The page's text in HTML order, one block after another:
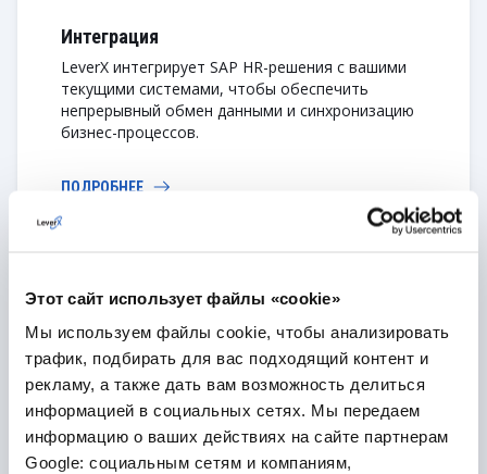
Этот сайт использует файлы «cookie»
Мы используем файлы cookie, чтобы анализировать
трафик, подбирать для вас подходящий контент и
рекламу, а также дать вам возможность делиться
информацией в социальных сетях. Мы передаем
информацию о ваших действиях на сайте партнерам
Google: социальным сетям и компаниям,
Интеграция
LeverX интегрирует SAP HR-решения с вашими
текущими системами, чтобы обеспечить
непрерывный обмен данными и синхронизацию
бизнес-процессов.
ПОДРОБНЕЕ
Благодаря профессиональной поддержке 24/7